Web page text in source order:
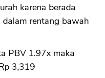
karena berada
rentang bawah
PBV 1.97x maka
3,319